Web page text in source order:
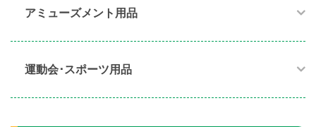
アミューズメント用品​
運動会･スポーツ用品​